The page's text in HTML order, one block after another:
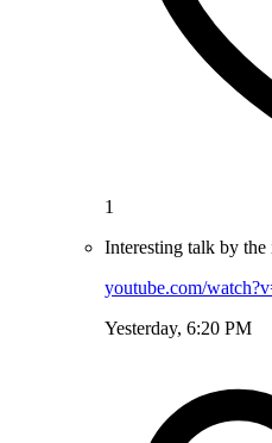
1
Interesting talk by
youtube.com/
Yesterday, 6:20 PM